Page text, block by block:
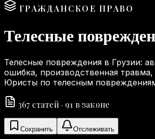
ГРАЖДАНСКОЕ ПРАВО
Телесные
Телесные повреждения в Грузии:
ошибка, производственная
Юристы по телесным
367 статей· 91 в законе
Сохранить Отслеживать